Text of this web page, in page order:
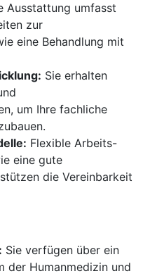
Ausstattung umfasst
zur
eine Behandlung mit
Sie erhalten
um Ihre fachliche
Flexible Arbeits-
eine gute
die Vereinbarkeit
Sie verfügen über ein
der Humanmedizin und